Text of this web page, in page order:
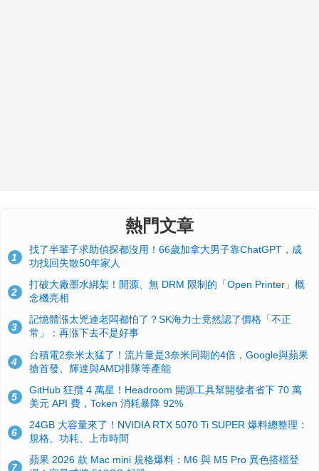
熱門文章
1
找了半輩子求助偵探都沒用！66歲加拿大男子靠ChatGPT，成
功找回失散50年家人
2
打破大廠墨水綁架！開源、無 DRM 限制的「Open Printer」概
念機亮相
3
記憶體漲太兇連老闆都怕了？SK海力士竟然認了價格「不正
常」：再漲下去不是好事
4
台積電2奈米太猛了！流片量是3奈米同期的4倍，Google與蘋果
搶首發、輝達與AMD排隊等產能
5
GitHub 狂攬 4 萬星！Headroom 開源工具幫開發者省下 70 萬
美元 API 費，Token 消耗暴降 92%
6
24GB 大容量來了！NVIDIA RTX 5070 Ti SUPER 爆料總整理：
規格、功耗、上市時間
7
蘋果 2026 款 Mac mini 規格爆料：M6 與 M5 Pro 異色搭檔登